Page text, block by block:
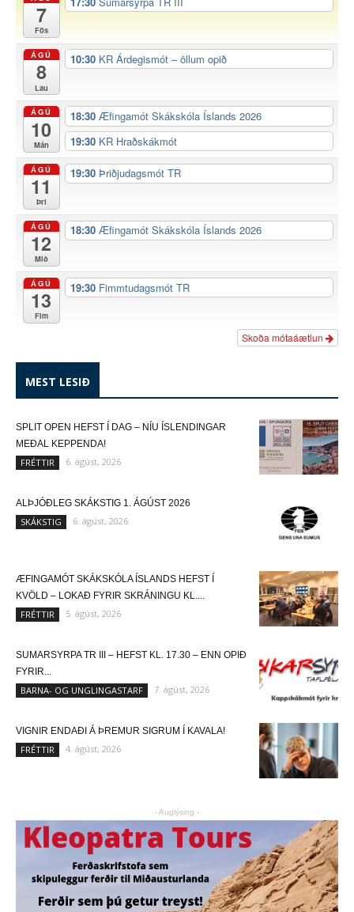
7
Fös
ÁGÚ
8
Lau
10:30 KR Árdegismót – öllum opið
ÁGÚ
10
Mán
18:30 Æfingamót Skákskóla Íslands 2026
19:30 KR Hraðskákmót
ÁGÚ
11
Þri
19:30 Þriðjudagsmót TR
ÁGÚ
12
Mið
18:30 Æfingamót Skákskóla Íslands 2026
ÁGÚ
13
Fim
19:30 Fimmtudagsmót TR
Skoða mótaáætlun
MEST LESIÐ
SPLIT OPEN HEFST Í DAG – NÍU ÍSLENDINGAR
MEÐAL KEPPENDA!
FRÉTTIR 6. ágúst, 2026
ALÞJÓÐLEG SKÁKSTIG 1. ÁGÚST 2026
SKÁKSTIG 6. ágúst, 2026
ÆFINGAMÓT SKÁKSKÓLA ÍSLANDS HEFST Í
KVÖLD – LOKAÐ FYRIR SKRÁNINGU KL....
FRÉTTIR 5. ágúst, 2026
SUMARSYRPA TR III – HEFST KL. 17.30 – ENN OPIÐ
FYRIR...
BARNA- OG UNGLINGASTARF 7. ágúst, 2026
VIGNIR ENDAÐI Á ÞREMUR SIGRUM Í KAVALA!
FRÉTTIR 4. ágúst, 2026
- Auglýsing -